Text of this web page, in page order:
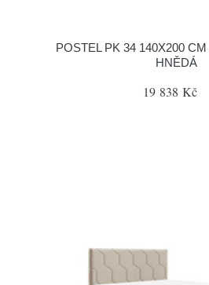
POSTEL PK 34 140X200
HNĚDÁ
19 838 Kč